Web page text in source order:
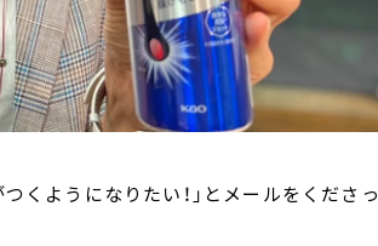
くようになりたい！」とメールをくださっ